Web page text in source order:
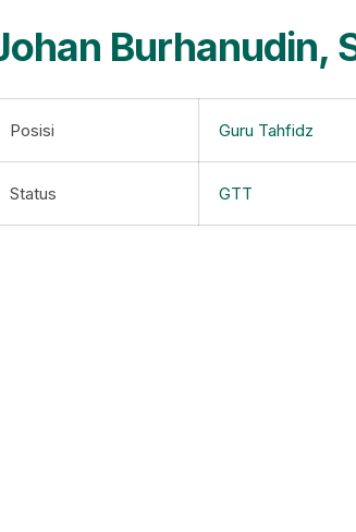
Burhanudin,
Posisi Guru Tahfidz
Status GTT